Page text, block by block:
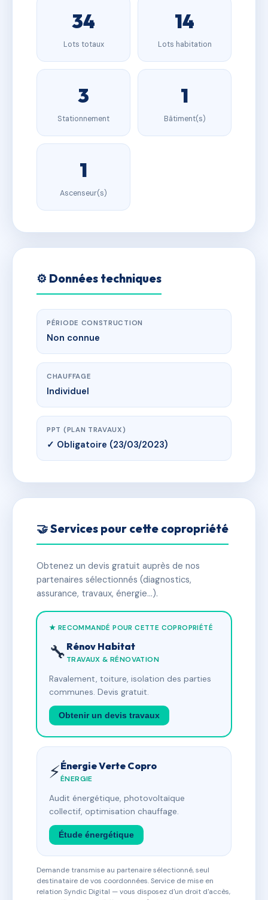
34
Lots totaux
14
Lots habitation
3
Stationnement
1
Bâtiment(s)
1
Ascenseur(s)
⚙️ Données techniques
PÉRIODE CONSTRUCTION
Non connue
CHAUFFAGE
Individuel
PPT (PLAN TRAVAUX)
✓ Obligatoire (23/03/2023)
🤝 Services pour cette copropriété
Obtenez un devis gratuit auprès de nos
partenaires sélectionnés (diagnostics,
assurance, travaux, énergie…).
★ RECOMMANDÉ POUR CETTE COPROPRIÉTÉ
🔧 Rénov Habitat
TRAVAUX & RÉNOVATION
Ravalement, toiture, isolation des parties
communes. Devis gratuit.
Obtenir un devis travaux
⚡Énergie Verte Copro
ÉNERGIE
Audit énergétique, photovoltaïque
collectif, optimisation chauffage.
Étude énergétique
Demande transmise au partenaire sélectionné, seul
destinataire de vos coordonnées. Service de mise en
relation Syndic Digital — vous disposez d'un droit d'accès,